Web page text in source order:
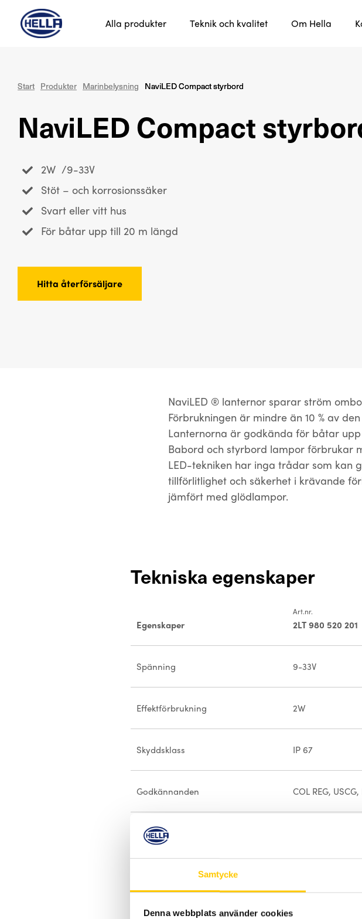
Samtycke
Denna webbplats använder cookies
Alla produkter Teknik och kvalitet Om Hella
Start Produkter Marinbelysning NaviLED Compact styrbord
Start Produkter Marinbelysning NaviLED Compact styrbord
NaviLED Compact
2W /9-33V
Stöt – och korrosionssäker
Svart eller vitt hus
För båtar upp till 20 m längd
Hitta återförsäljare
NaviLED ® lanternor sparar ström
Förbrukningen är mindre än 10 % av
Lanternorna är godkända för båtar
Babord och styrbord lampor förbrukar
LED-tekniken har inga trådar som kan
tillförlitlighet och säkerhet i krävande
jämfört med glödlampor.
Tekniska egenskaper
Egenskaper
Spänning
Effektförbrukning
Skyddsklass
Godkännanden
Husfärg
Art.nr.
2LT 980 520 201
9-33V
2W
IP 67
COL REG, USCG,